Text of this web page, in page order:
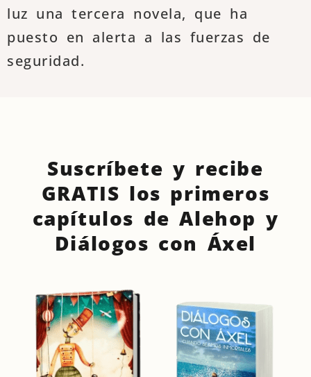
luz una tercera novela, que ha
puesto en alerta a las fuerzas de
seguridad.
Suscríbete y recibe
GRATIS los primeros
capítulos de Alehop y
Diálogos con Áxel